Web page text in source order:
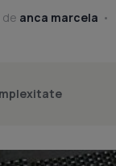
anca marcela